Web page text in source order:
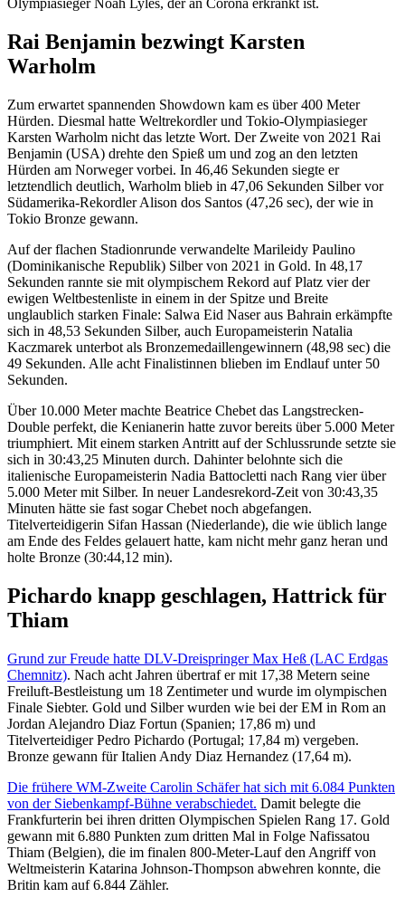
Olympiasieger Noah Lyles, der an Corona erkrankt ist.
Rai Benjamin bezwingt Karsten
Warholm
Zum erwartet spannenden Showdown kam es über 400 Meter
Hürden. Diesmal hatte Weltrekordler und Tokio-Olympiasieger
Karsten Warholm nicht das letzte Wort. Der Zweite von 2021 Rai
Benjamin (USA) drehte den Spieß um und zog an den letzten
Hürden am Norweger vorbei. In 46,46 Sekunden siegte er
letztendlich deutlich, Warholm blieb in 47,06 Sekunden Silber vor
Südamerika-Rekordler Alison dos Santos (47,26 sec), der wie in
Tokio Bronze gewann.
Auf der flachen Stadionrunde verwandelte Marileidy Paulino
(Dominikanische Republik) Silber von 2021 in Gold. In 48,17
Sekunden rannte sie mit olympischem Rekord auf Platz vier der
ewigen Weltbestenliste in einem in der Spitze und Breite
unglaublich starken Finale: Salwa Eid Naser aus Bahrain erkämpfte
sich in 48,53 Sekunden Silber, auch Europameisterin Natalia
Kaczmarek unterbot als Bronzemedaillengewinnern (48,98 sec) die
49 Sekunden. Alle acht Finalistinnen blieben im Endlauf unter 50
Sekunden.
Über 10.000 Meter machte Beatrice Chebet das Langstrecken-
Double perfekt, die Kenianerin hatte zuvor bereits über 5.000 Meter
triumphiert. Mit einem starken Antritt auf der Schlussrunde setzte sie
sich in 30:43,25 Minuten durch. Dahinter belohnte sich die
italienische Europameisterin Nadia Battocletti nach Rang vier über
5.000 Meter mit Silber. In neuer Landesrekord-Zeit von 30:43,35
Minuten hätte sie fast sogar Chebet noch abgefangen.
Titelverteidigerin Sifan Hassan (Niederlande), die wie üblich lange
am Ende des Feldes gelauert hatte, kam nicht mehr ganz heran und
holte Bronze (30:44,12 min).
Pichardo knapp geschlagen, Hattrick für
Thiam
Grund zur Freude hatte DLV-Dreispringer Max Heß (LAC Erdgas
Chemnitz). Nach acht Jahren übertraf er mit 17,38 Metern seine
Freiluft-Bestleistung um 18 Zentimeter und wurde im olympischen
Finale Siebter. Gold und Silber wurden wie bei der EM in Rom an
Jordan Alejandro Diaz Fortun (Spanien; 17,86 m) und
Titelverteidiger Pedro Pichardo (Portugal; 17,84 m) vergeben.
Bronze gewann für Italien Andy Diaz Hernandez (17,64 m).
Die frühere WM-Zweite Carolin Schäfer hat sich mit 6.084 Punkten
von der Siebenkampf-Bühne verabschiedet. Damit belegte die
Frankfurterin bei ihren dritten Olympischen Spielen Rang 17. Gold
gewann mit 6.880 Punkten zum dritten Mal in Folge Nafissatou
Thiam (Belgien), die im finalen 800-Meter-Lauf den Angriff von
Weltmeisterin Katarina Johnson-Thompson abwehren konnte, die
Britin kam auf 6.844 Zähler.